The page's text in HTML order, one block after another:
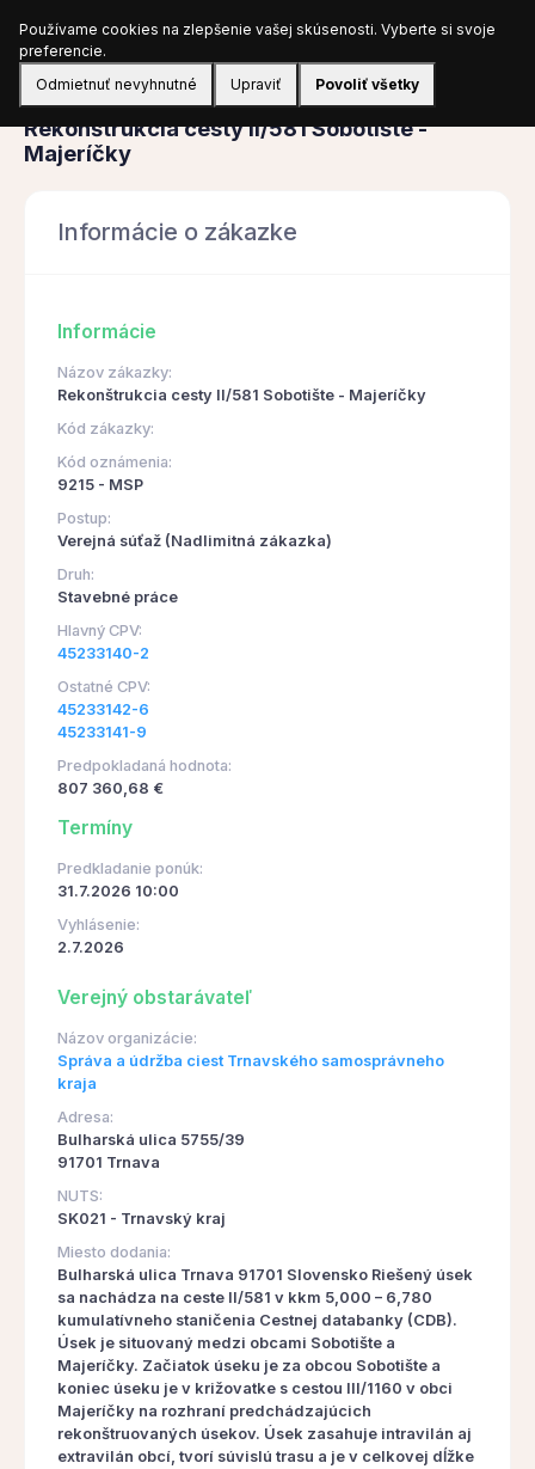
Prihlásiť sa
Obstarávanie
Rekonštrukcia cesty II/581 Sobotište -
Majeríčky
Informácie o zákazke
Informácie
Názov zákazky:
Rekonštrukcia cesty II/581 Sobotište - Majeríčky
Kód zákazky:
Kód oznámenia:
9215 - MSP
Postup:
Verejná súťaž (Nadlimitná zákazka)
Druh:
Stavebné práce
Hlavný CPV:
45233140-2
Ostatné CPV:
45233142-6
45233141-9
Predpokladaná hodnota:
807 360,68 €
Termíny
Predkladanie ponúk:
31.7.2026 10:00
Vyhlásenie:
2.7.2026
Verejný obstarávateľ
Názov organizácie:
Správa a údržba ciest Trnavského samosprávneho
kraja
Adresa:
Bulharská ulica 5755/39
91701 Trnava
NUTS:
SK021 - Trnavský kraj
Miesto dodania:
Bulharská ulica Trnava 91701 Slovensko Riešený úsek
sa nachádza na ceste II/581 v kkm 5,000 – 6,780
kumulatívneho staničenia Cestnej databanky (CDB).
Úsek je situovaný medzi obcami Sobotište a
Majeríčky. Začiatok úseku je za obcou Sobotište a
koniec úseku je v križovatke s cestou III/1160 v obci
Majeríčky na rozhraní predchádzajúcich
rekonštruovaných úsekov. Úsek zasahuje intravilán aj
extravilán obcí, tvorí súvislú trasu a je v celkovej dĺžke
Používame cookies na zlepšenie vašej skúsenosti. Vyberte si svoje
preferencie.
Odmietnuť nevyhnutné
Upraviť Povoliť všetky